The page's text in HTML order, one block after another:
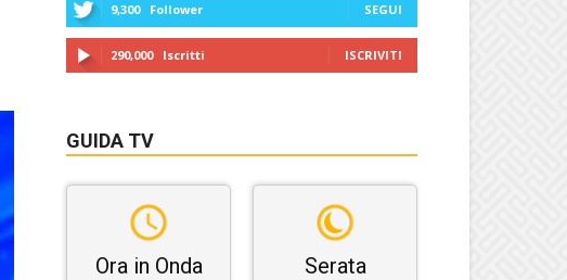
9,300 Follower SEGUI
290,000 Iscritti ISCRIVITI
GUIDA TV
Ora in Onda Serata